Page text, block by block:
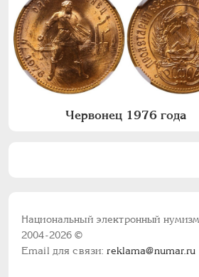
Червонец 1976 года
Национальный электронный
2004-2026 ©
Email для связи:reklama@numar.ru